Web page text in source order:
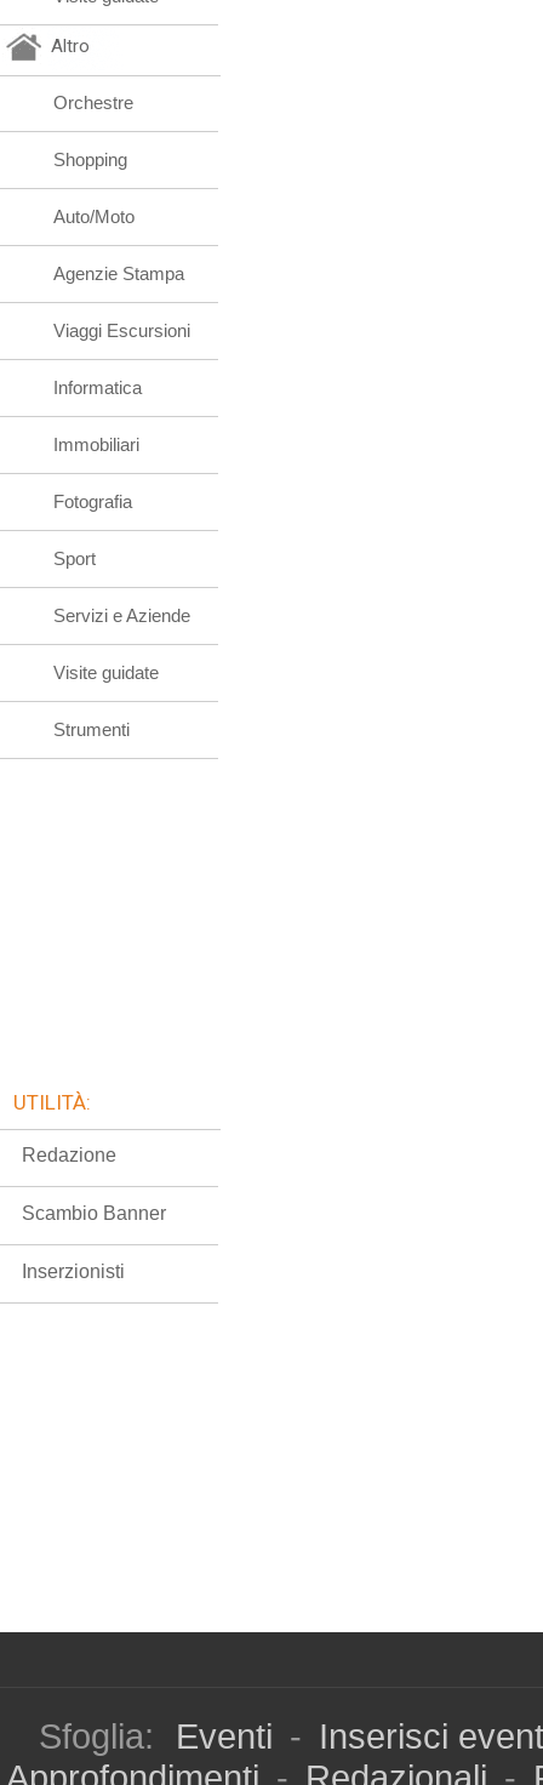
Altro
Orchestre
Shopping
Auto/Moto
Agenzie Stampa
Viaggi Escursioni
Informatica
Immobiliari
Fotografia
Sport
Servizi e Aziende
Visite guidate
Strumenti
UTILITÀ:
Redazione
Scambio Banner
Inserzionisti
Sfoglia: Eventi - Inserisci